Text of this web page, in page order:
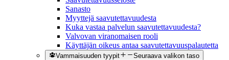
Sanasto
Myyttejä saavutettavuudesta
Kuka vastaa palvelun saavutettavuudesta?
Valvovan viranomaisen rooli
Käyttäjän oikeus antaa saavutettavuuspalautetta
Vammaisuuden tyypit Seuraava valikon taso